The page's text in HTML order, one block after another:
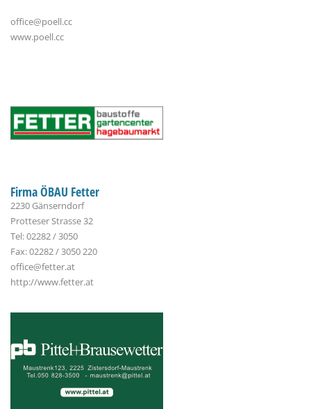
office@poell.cc
www.poell.cc
Firma ÖBAU Fetter
2230 Gänserndorf
Protteser Strasse 32
Tel: 02282 / 3050
Fax: 02282 / 3050 220
office@fetter.at
http://www.fetter.at